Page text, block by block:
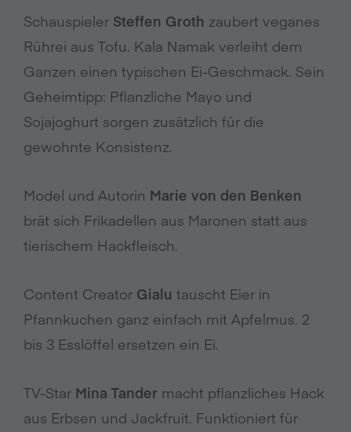
Schauspieler Steffen Groth zaubert veganes
Rührei aus Tofu. Kala Namak verleiht dem
Ganzen einen typischen Ei-Geschmack. Sein
Geheimtipp: Pflanzliche Mayo und
Sojajoghurt sorgen zusätzlich für die
gewohnte Konsistenz.
Model und Autorin Marie von den Benken
brät sich Frikadellen aus Maronen statt aus
tierischem Hackfleisch.
Content Creator Gialu tauscht Eier in
Pfannkuchen ganz einfach mit Apfelmus. 2
bis 3 Esslöffel ersetzen ein Ei.
TV-Star Mina Tander macht pflanzliches Hack
aus Erbsen und Jackfruit. Funktioniert für